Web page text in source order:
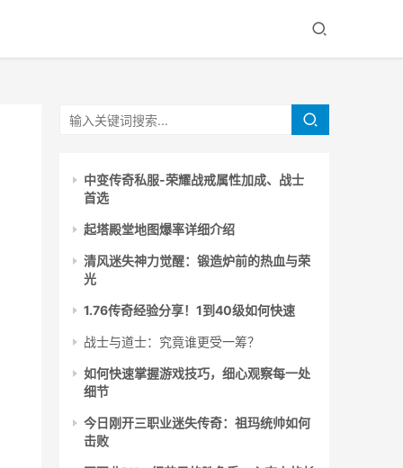
中变传奇私服-荣耀战戒属性加成、战士
首选
起塔殿堂地图爆率详细介绍
清风迷失神力觉醒：锻造炉前的热血与荣
光
1.76传奇经验分享！1到40级如何快速
战士与道士：究竟谁更受一筹？
如何快速掌握游戏技巧，细心观察每一处
细节
今日刚开三职业迷失传奇：祖玛统帅如何
击败